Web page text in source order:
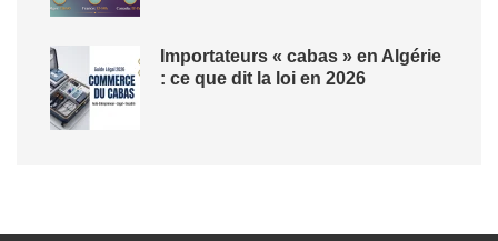
Importateurs « cabas » en Algérie
: ce que dit la loi en 2026